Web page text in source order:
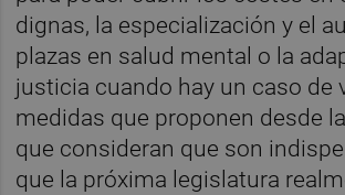
dignas, la especialización y el
plazas en salud mental o la
justicia cuando hay un caso de
medidas que proponen desde
que consideran que son
que la próxima legislatura